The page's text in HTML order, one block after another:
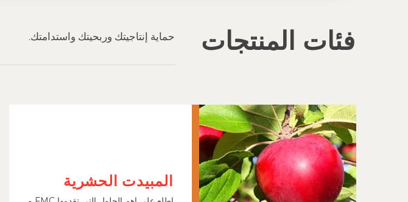
فئات المنتجات حماية إنتاجيتك وربحيتك واستدامتك.
المبيدت الحشرية